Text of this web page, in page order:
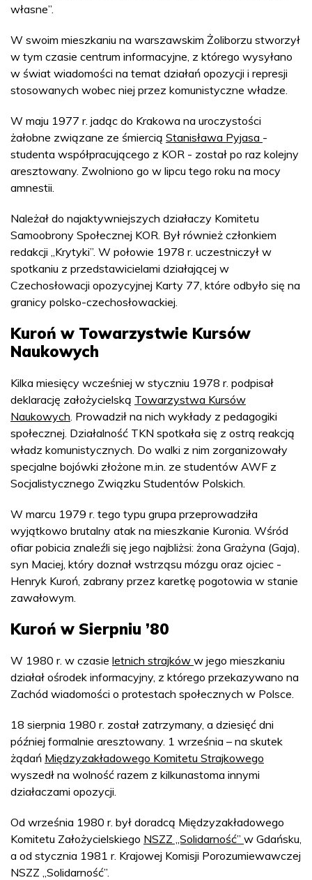
własne”.
W swoim mieszkaniu na warszawskim Żoliborzu stworzył
w tym czasie centrum informacyjne, z którego wysyłano
w świat wiadomości na temat działań opozycji i represji
stosowanych wobec niej przez komunistyczne władze.
W maju 1977 r. jadąc do Krakowa na uroczystości
żałobne związane ze śmiercią Stanisława Pyjasa -
studenta współpracującego z KOR - został po raz kolejny
aresztowany. Zwolniono go w lipcu tego roku na mocy
amnestii.
Należał do najaktywniejszych działaczy Komitetu
Samoobrony Społecznej KOR. Był również członkiem
redakcji „Krytyki”. W połowie 1978 r. uczestniczył w
spotkaniu z przedstawicielami działającej w
Czechosłowacji opozycyjnej Karty 77, które odbyło się na
granicy polsko-czechosłowackiej.
Kuroń w Towarzystwie Kursów
Naukowych
Kilka miesięcy wcześniej w styczniu 1978 r. podpisał
deklarację założycielską Towarzystwa Kursów
Naukowych . Prowadził na nich wykłady z pedagogiki
społecznej. Działalność TKN spotkała się z ostrą reakcją
władz komunistycznych. Do walki z nim zorganizowały
specjalne bojówki złożone m.in. ze studentów AWF z
Socjalistycznego Związku Studentów Polskich.
W marcu 1979 r. tego typu grupa przeprowadziła
wyjątkowo brutalny atak na mieszkanie Kuronia. Wśród
ofiar pobicia znaleźli się jego najbliżsi: żona Grażyna (Gaja),
syn Maciej, który doznał wstrząsu mózgu oraz ojciec -
Henryk Kuroń, zabrany przez karetkę pogotowia w stanie
zawałowym.
Kuroń w Sierpniu ’80
W 1980 r. w czasie letnich strajków w jego mieszkaniu
działał ośrodek informacyjny, z którego przekazywano na
Zachód wiadomości o protestach społecznych w Polsce.
18 sierpnia 1980 r. został zatrzymany, a dziesięć dni
później formalnie aresztowany. 1 września – na skutek
żądań Międzyzakładowego Komitetu Strajkowego
wyszedł na wolność razem z kilkunastoma innymi
działaczami opozycji.
Od września 1980 r. był doradcą Międzyzakładowego
Komitetu Założycielskiego NSZZ „Solidarność” w Gdańsku,
a od stycznia 1981 r. Krajowej Komisji Porozumiewawczej
NSZZ „Solidarność”.